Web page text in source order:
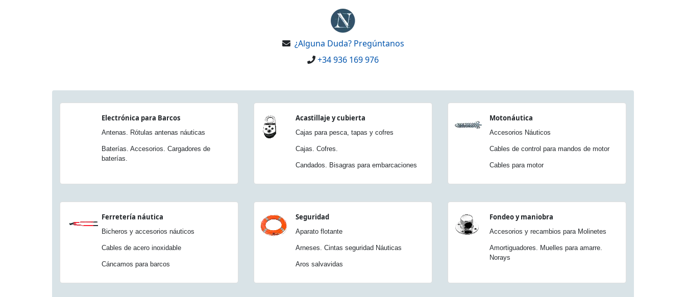
¿Alguna Duda? Pregúntanos
+34 936 169 976
Electrónica para Barcos
Antenas. Rótulas antenas náuticas
Baterías. Accesorios. Cargadores de
baterías.
Acastillaje y cubierta
Cajas para pesca, tapas y cofres
Cajas. Cofres.
Candados. Bisagras para embarcaciones
Motonáutica
Accesorios Náuticos
Cables de control para mandos de motor
Cables para motor
Ferretería náutica
Bicheros y accesorios náuticos
Cables de acero inoxidable
Cáncamos para barcos
Seguridad
Aparato flotante
Arneses. Cintas seguridad Náuticas
Aros salvavidas
Fondeo y maniobra
Accesorios y recambios para Molinetes
Amortiguadores. Muelles para amarre.
Norays